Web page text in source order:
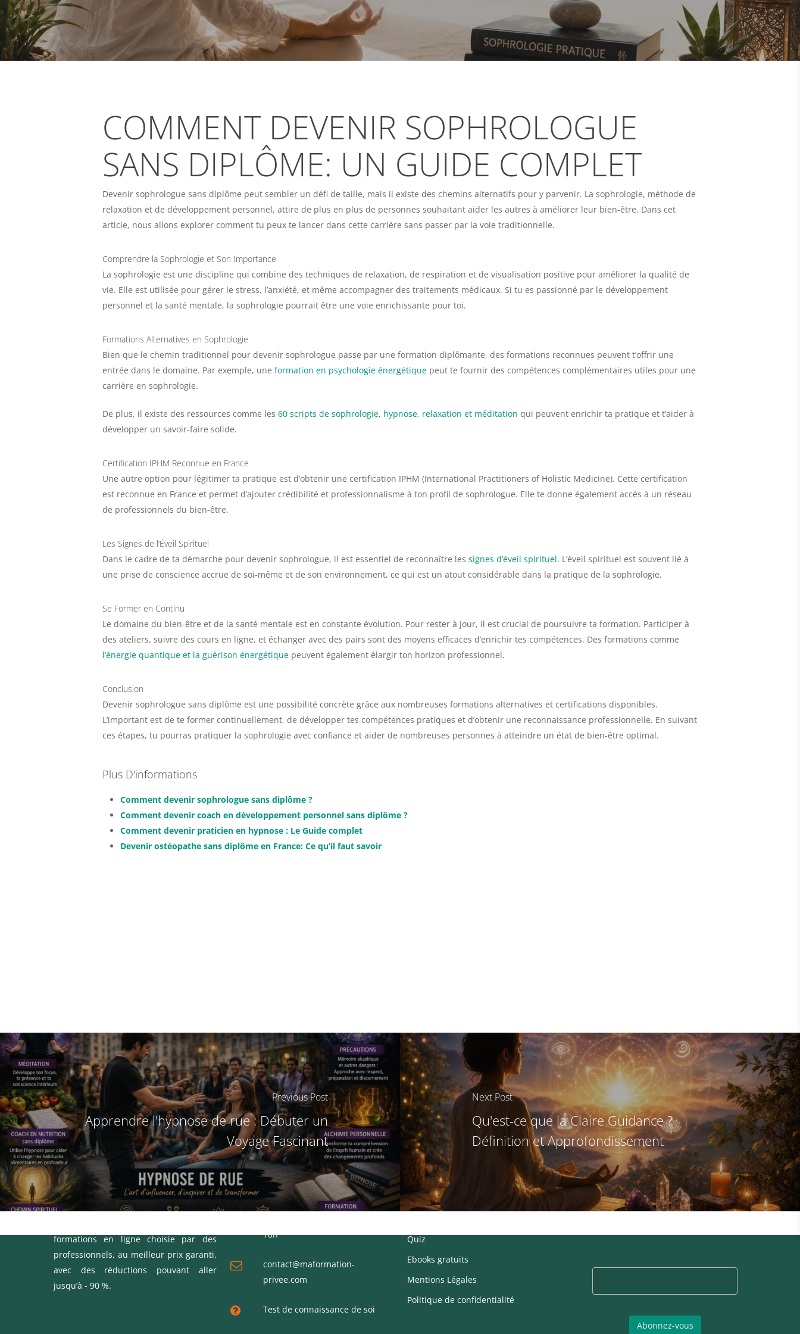
COMMENT DEVENIR SOPHROLOGUE
SANS DIPLÔME: UN GUIDE COMPLET
Devenir sophrologue sans diplôme peut sembler un défi de taille, mais il existe des chemins alternatifs pour y parvenir. La sophrologie, méthode de
relaxation et de développement personnel, attire de plus en plus de personnes souhaitant aider les autres à améliorer leur bien-être. Dans cet
article, nous allons explorer comment tu peux te lancer dans cette carrière sans passer par la voie traditionnelle.
Comprendre la Sophrologie et Son Importance
La sophrologie est une discipline qui combine des techniques de relaxation, de respiration et de visualisation positive pour améliorer la qualité de
vie. Elle est utilisée pour gérer le stress, l’anxiété, et même accompagner des traitements médicaux. Si tu es passionné par le développement
personnel et la santé mentale, la sophrologie pourrait être une voie enrichissante pour toi.
Formations Alternatives en Sophrologie
Bien que le chemin traditionnel pour devenir sophrologue passe par une formation diplômante, des formations reconnues peuvent t’offrir une
entrée dans le domaine. Par exemple, une formation en psychologie énergétique peut te fournir des compétences complémentaires utiles pour une
carrière en sophrologie.
De plus, il existe des ressources comme les 60 scripts de sophrologie, hypnose, relaxation et méditation qui peuvent enrichir ta pratique et t’aider à
développer un savoir-faire solide.
Certification IPHM Reconnue en France
Une autre option pour légitimer ta pratique est d’obtenir une certification IPHM (International Practitioners of Holistic Medicine). Cette certification
est reconnue en France et permet d’ajouter crédibilité et professionnalisme à ton profil de sophrologue. Elle te donne également accès à un réseau
de professionnels du bien-être.
Les Signes de l’Éveil Spirituel
Dans le cadre de ta démarche pour devenir sophrologue, il est essentiel de reconnaître les signes d’éveil spirituel. L’éveil spirituel est souvent lié à
une prise de conscience accrue de soi-même et de son environnement, ce qui est un atout considérable dans la pratique de la sophrologie.
Se Former en Continu
Le domaine du bien-être et de la santé mentale est en constante évolution. Pour rester à jour, il est crucial de poursuivre ta formation. Participer à
des ateliers, suivre des cours en ligne, et échanger avec des pairs sont des moyens efficaces d’enrichir tes compétences. Des formations comme
l’énergie quantique et la guérison énergétique peuvent également élargir ton horizon professionnel.
Conclusion
Devenir sophrologue sans diplôme est une possibilité concrète grâce aux nombreuses formations alternatives et certifications disponibles.
L’important est de te former continuellement, de développer tes compétences pratiques et d’obtenir une reconnaissance professionnelle. En suivant
ces étapes, tu pourras pratiquer la sophrologie avec confiance et aider de nombreuses personnes à atteindre un état de bien-être optimal.
Plus D'informations
Comment devenir sophrologue sans diplôme ?
Comment devenir coach en développement personnel sans diplôme ?
Comment devenir praticien en hypnose : Le Guide complet
Devenir ostéopathe sans diplôme en France: Ce qu’il faut savoir
Previous Post
Apprendre l'hypnose de rue : Débuter un
Voyage Fascinant
Next Post
Qu'est-ce que la Claire Guidance ?
Définition et Approfondissement
formations en ligne choisie par des
professionnels, au meilleur prix garanti,
avec des réductions pouvant aller
jusqu’à - 90 %.
CONTACT
18h
contact@maformation-
privee.com
Test de connaissance de soi
MENU
Quiz
Ebooks gratuits
Mentions Légales
Politique de confidentialité
PAIEMENT SÉCURISÉ